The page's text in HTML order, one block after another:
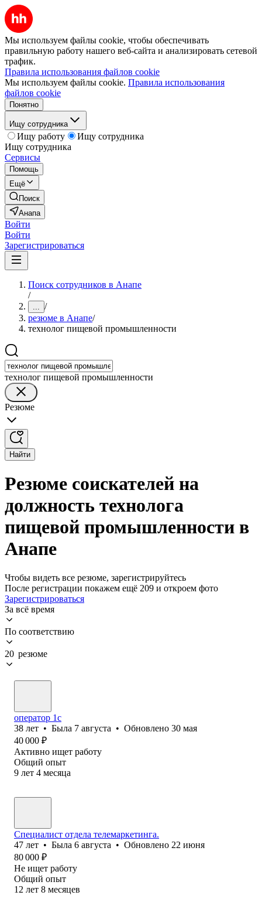
Мы используем файлы cookie, чтобы обеспечивать
правильную работу нашего веб-сайта и анализировать сетевой
трафик.
Правила использования файлов cookie
Мы используем файлы cookie. Правила использования
файлов cookie
Понятно
Ищу сотрудника
Ищу работу
Ищу сотрудника
Ищу сотрудника
Сервисы
Помощь
Ещё
Поиск
Анапа
Войти
Войти
Зарегистрироваться
Поиск сотрудников в Анапе
/
... /
резюме в Анапе/
технолог пищевой промышленности
технолог пищевой промышленности
Резюме
Найти
Резюме соискателей на
должность технолога
пищевой промышленности в
Анапе
Чтобы видеть все резюме, зарегистрируйтесь
После регистрации покажем ещё 209 и откроем фото
Зарегистрироваться
За всё время
По соответствию
20 резюме
оператор 1с
38 лет • Была 7 августа • Обновлено 30 мая
40 000 ₽
Активно ищет работу
Общий опыт
9 лет 4 месяца
Специалист отдела телемаркетинга.
47 лет • Была 6 августа • Обновлено 22 июня
80 000 ₽
Не ищет работу
Общий опыт
12 лет 8 месяцев